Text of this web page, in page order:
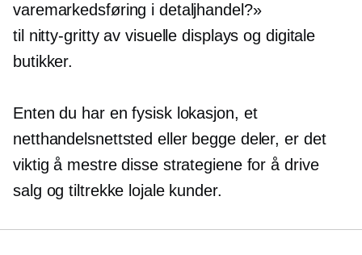
varemarkedsføring i detaljhandel?»
til nitty-grittyav visuelle displays og digitale
butikker.
Enten du har en fysisk lokasjon, et
netthandelsnettsted eller begge deler, er det
viktig å mestre disse strategiene for å drive
salg og tiltrekke lojale kunder.